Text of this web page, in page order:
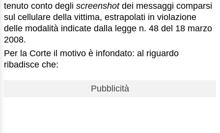
tenuto conto degli screenshot dei messaggi comparsi
sul cellulare della vittima, estrapolati in violazione
delle modalità indicate dalla legge n. 48 del 18 marzo
2008.
Per la Corte il motivo è infondato: al riguardo
ribadisce che:
Pubblicità